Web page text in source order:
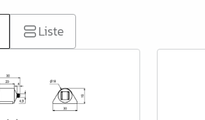
Liste